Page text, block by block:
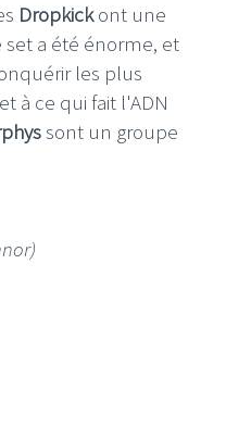
Dropkickont une
a été énorme, et
les plus
à ce qui fait l'ADN
sont un groupe